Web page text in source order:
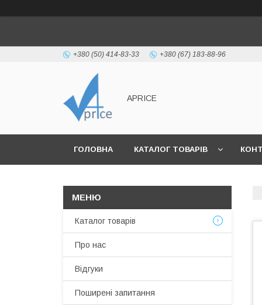
+380 (50) 414-83-33 +380 (67) 183-88-96
APRICE
ГОЛОВНА КАТАЛОГ ТОВАРІВ
Каталог товарів
Про нас
Відгуки
Поширені запитання